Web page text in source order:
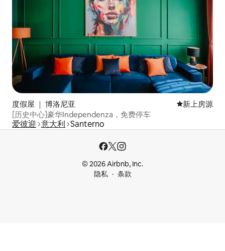
度假屋 ｜ 博洛尼亚 新房源
新上房源
[历史中心]豪华Independenza，免费停车
爱彼迎 意大利 Santerno
© 2026 Airbnb, Inc.
隐私
条款